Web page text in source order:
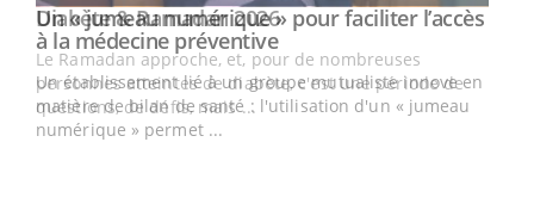
Youtube
Un « jumeau numérique » pour faciliter l’accès
à la médecine préventiveYoutube
Un établissement lié à un groupe mutualiste innove en
matière de bilan de santé : l'utilisation d'un « jumeau
numérique » permet ...